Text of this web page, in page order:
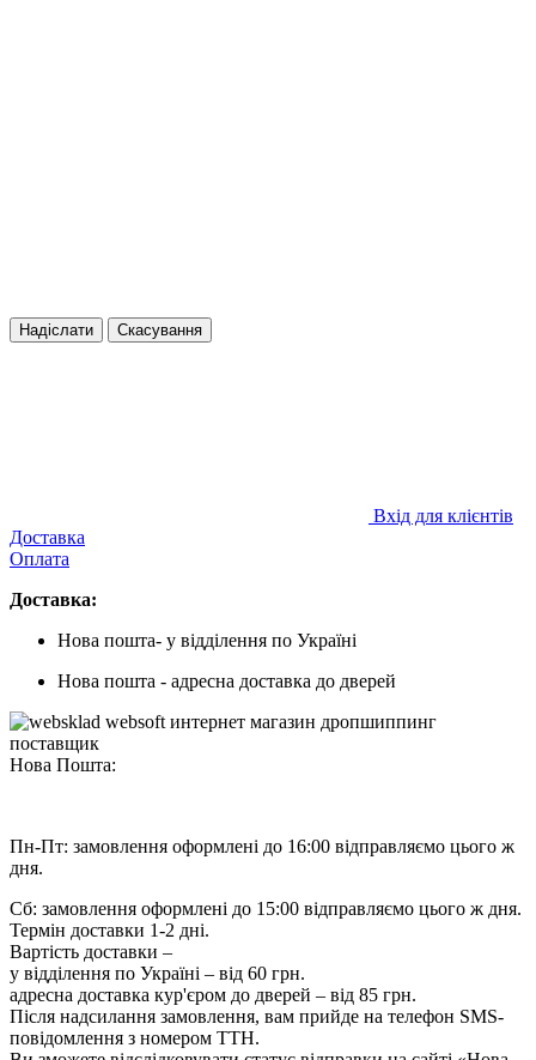
Надіслати Скасування
Вхід для клієнтів
Доставка
Оплата
Доставка:
Нова пошта- у відділення по Україні
Нова пошта - адресна доставка до дверей
Нова Пошта:
Пн-Пт: замовлення оформлені до 16:00 відправляємо цього ж
дня.
Сб: замовлення оформлені до 15:00 відправляємо цього ж дня.
Термін доставки 1-2 дні.
Вартість доставки –
у відділення по Україні – від 60 грн.
адресна доставка кур'єром до дверей – від 85 грн.
Після надсилання замовлення, вам прийде на телефон SMS-
повідомлення з номером ТТН.